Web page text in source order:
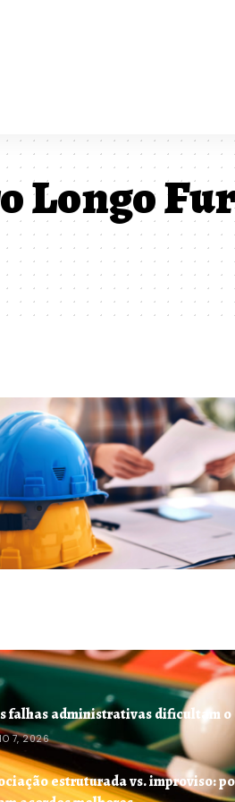
Longo
falhas administrativas dificultam o
7, 2026
estruturada vs. improviso: